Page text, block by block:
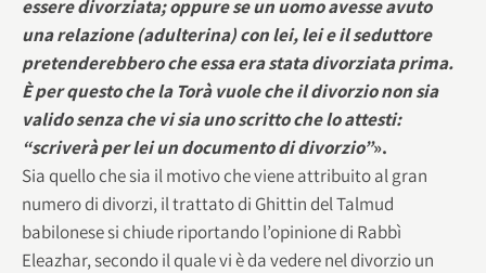
essere divorziata; oppure se un uomo avesse avuto
una relazione (adulterina) con lei, lei e il seduttore
pretenderebbero che essa era stata divorziata prima.
È per questo che la Torà vuole che il divorzio non sia
valido senza che vi sia uno scritto che lo attesti:
“scriverà per lei un documento di divorzio”».
Sia quello che sia il motivo che viene attribuito al gran
numero di divorzi, il trattato di Ghittin del Talmud
babilonese si chiude riportando l’opinione di Rabbì
Eleazhar, secondo il quale vi è da vedere nel divorzio un